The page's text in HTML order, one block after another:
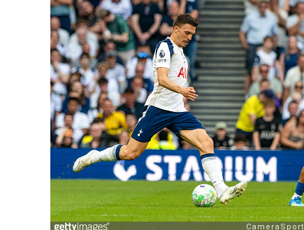
Англия. Премьер Лига
Испания. Ла Лига
Другие Турниры >>>
Таблицы
Таблицы групп Чемпионата Мира
Украина. Премьер-Лига
Украина. Первая Лига
Лига Чемпионов. Таблицы групп
Англия. Премьер-Лига
Испания. Ла Лига
Все таблицы >>>
Рейтинги
Рейтинг стран УЕФА
Рейтинг клубов УЕФА
Рейтинг ФИФА